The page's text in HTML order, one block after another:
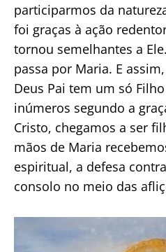
participarmos da
foi graças à ação
tornou semelhantes a
passa por Maria. E
Deus Pai tem um só
inúmeros segundo a
Cristo, chegamos a ser
mãos de Maria
espiritual, a defesa
consolo no meio das